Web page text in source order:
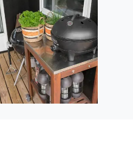
sowohl Natur als
mit seinen
Jylland und dem
einen Besuch wert. Der
wunderschöne
Erlebnisse für
dir
Djursland zu